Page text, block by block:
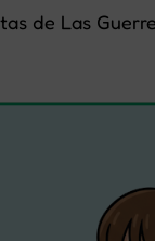
de Las